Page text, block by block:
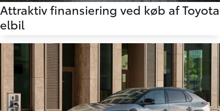
Attraktiv finansiering ved køb af Toyota
elbil